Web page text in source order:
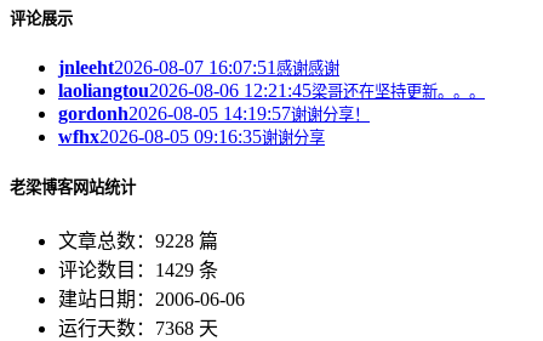
评论展示
jnleeht2026-08-07 16:07:51 感谢感谢
laoliangtou2026-08-06 12:21:45梁哥还在坚持更新。。。
gordonh2026-08-05 14:19:57谢谢分享！
wfhx2026-08-05 09:16:35谢谢分享
老梁博客网站统计
文章总数：9228 篇
评论数目：1429 条
建站日期：2006-06-06
运行天数：7368 天